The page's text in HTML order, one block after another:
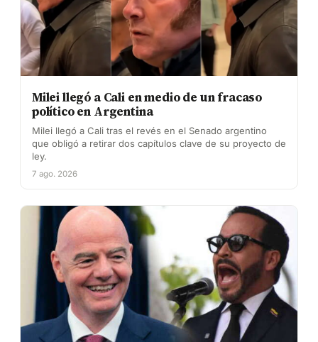
Milei llegó a Cali en medio de un fracaso
político en Argentina
Milei llegó a Cali tras el revés en el Senado argentino
que obligó a retirar dos capítulos clave de su proyecto de
ley.
7 ago. 2026